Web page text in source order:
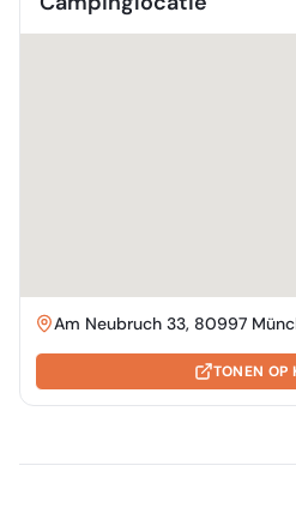
Am Neubruch 33, 80997
TONEN OP